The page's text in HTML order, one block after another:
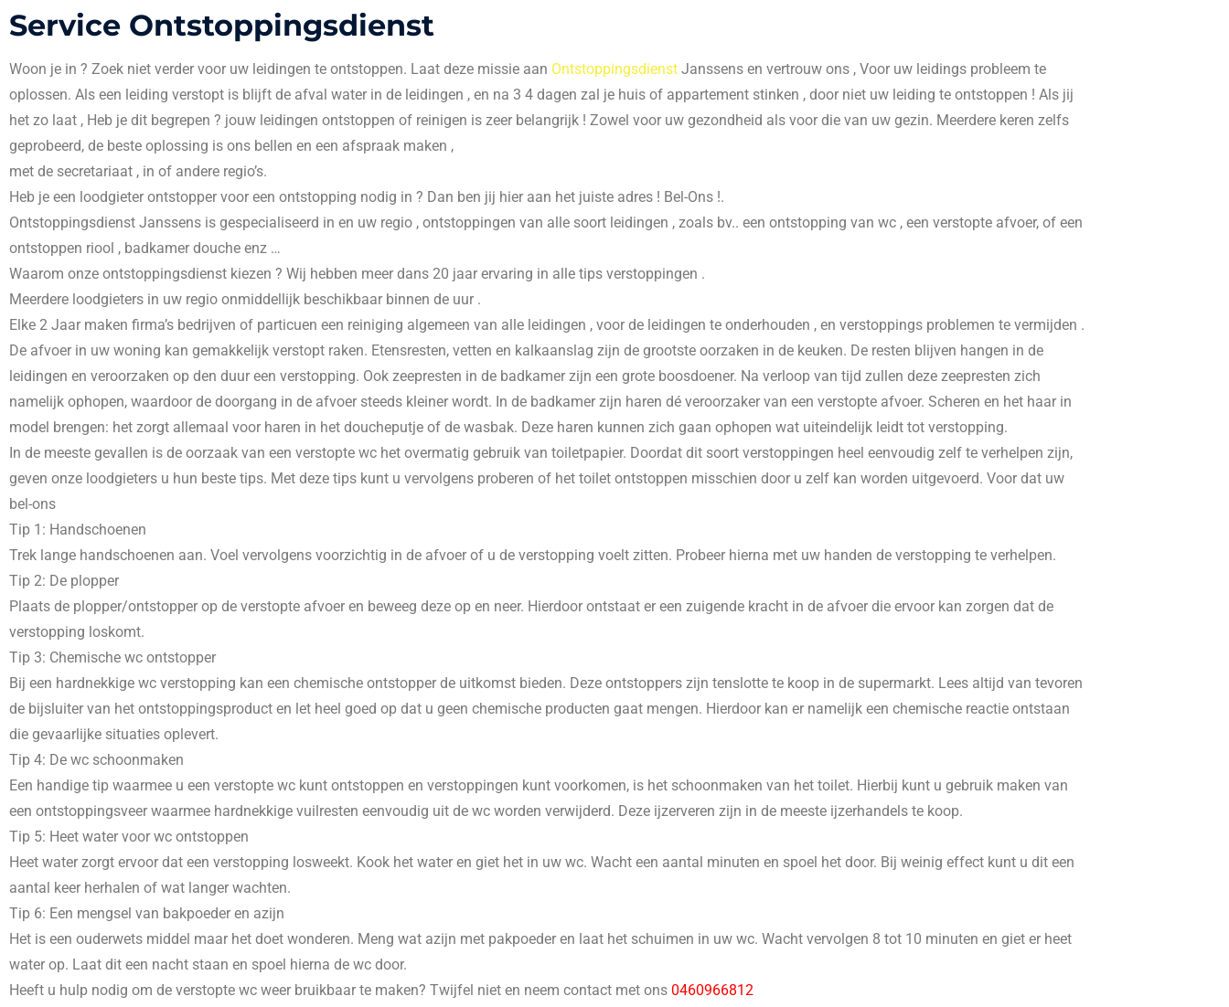
Service Ontstoppingsdienst
Woon je in ? Zoek niet verder voor uw leidingen te ontstoppen. Laat deze missie aan Ontstoppingsdienst Janssens en vertrouw ons , Voor uw leidings probleem te
oplossen. Als een leiding verstopt is blijft de afval water in de leidingen , en na 3 4 dagen zal je huis of appartement stinken , door niet uw leiding te ontstoppen ! Als jij
het zo laat , Heb je dit begrepen ? jouw leidingen ontstoppen of reinigen is zeer belangrijk ! Zowel voor uw gezondheid als voor die van uw gezin. Meerdere keren zelfs
geprobeerd, de beste oplossing is ons bellen en een afspraak maken ,
met de secretariaat , in of andere regio’s.
Heb je een loodgieter ontstopper voor een ontstopping nodig in ? Dan ben jij hier aan het juiste adres ! Bel-Ons !.
Ontstoppingsdienst Janssens is gespecialiseerd in en uw regio , ontstoppingen van alle soort leidingen , zoals bv.. een ontstopping van wc , een verstopte afvoer, of een
ontstoppen riool , badkamer douche enz …
Waarom onze ontstoppingsdienst kiezen ? Wij hebben meer dans 20 jaar ervaring in alle tips verstoppingen .
Meerdere loodgieters in uw regio onmiddellijk beschikbaar binnen de uur .
Elke 2 Jaar maken firma’s bedrijven of particuen een reiniging algemeen van alle leidingen , voor de leidingen te onderhouden , en verstoppings problemen te vermijden .
De afvoer in uw woning kan gemakkelijk verstopt raken. Etensresten, vetten en kalkaanslag zijn de grootste oorzaken in de keuken. De resten blijven hangen in de
leidingen en veroorzaken op den duur een verstopping. Ook zeepresten in de badkamer zijn een grote boosdoener. Na verloop van tijd zullen deze zeepresten zich
namelijk ophopen, waardoor de doorgang in de afvoer steeds kleiner wordt. In de badkamer zijn haren dé veroorzaker van een verstopte afvoer. Scheren en het haar in
model brengen: het zorgt allemaal voor haren in het doucheputje of de wasbak. Deze haren kunnen zich gaan ophopen wat uiteindelijk leidt tot verstopping.
In de meeste gevallen is de oorzaak van een verstopte wc het overmatig gebruik van toiletpapier. Doordat dit soort verstoppingen heel eenvoudig zelf te verhelpen zijn,
geven onze loodgieters u hun beste tips. Met deze tips kunt u vervolgens proberen of het toilet ontstoppen misschien door u zelf kan worden uitgevoerd. Voor dat uw
bel-ons
Tip 1: Handschoenen
Trek lange handschoenen aan. Voel vervolgens voorzichtig in de afvoer of u de verstopping voelt zitten. Probeer hierna met uw handen de verstopping te verhelpen.
Tip 2: De plopper
Plaats de plopper/ontstopper op de verstopte afvoer en beweeg deze op en neer. Hierdoor ontstaat er een zuigende kracht in de afvoer die ervoor kan zorgen dat de
verstopping loskomt.
Tip 3: Chemische wc ontstopper
Bij een hardnekkige wc verstopping kan een chemische ontstopper de uitkomst bieden. Deze ontstoppers zijn tenslotte te koop in de supermarkt. Lees altijd van tevoren
de bijsluiter van het ontstoppingsproduct en let heel goed op dat u geen chemische producten gaat mengen. Hierdoor kan er namelijk een chemische reactie ontstaan
die gevaarlijke situaties oplevert.
Tip 4: De wc schoonmaken
Een handige tip waarmee u een verstopte wc kunt ontstoppen en verstoppingen kunt voorkomen, is het schoonmaken van het toilet. Hierbij kunt u gebruik maken van
een ontstoppingsveer waarmee hardnekkige vuilresten eenvoudig uit de wc worden verwijderd. Deze ijzerveren zijn in de meeste ijzerhandels te koop.
Tip 5: Heet water voor wc ontstoppen
Heet water zorgt ervoor dat een verstopping losweekt. Kook het water en giet het in uw wc. Wacht een aantal minuten en spoel het door. Bij weinig effect kunt u dit een
aantal keer herhalen of wat langer wachten.
Tip 6: Een mengsel van bakpoeder en azijn
Het is een ouderwets middel maar het doet wonderen. Meng wat azijn met pakpoeder en laat het schuimen in uw wc. Wacht vervolgen 8 tot 10 minuten en giet er heet
water op. Laat dit een nacht staan en spoel hierna de wc door.
Heeft u hulp nodig om de verstopte wc weer bruikbaar te maken? Twijfel niet en neem contact met ons 0460966812